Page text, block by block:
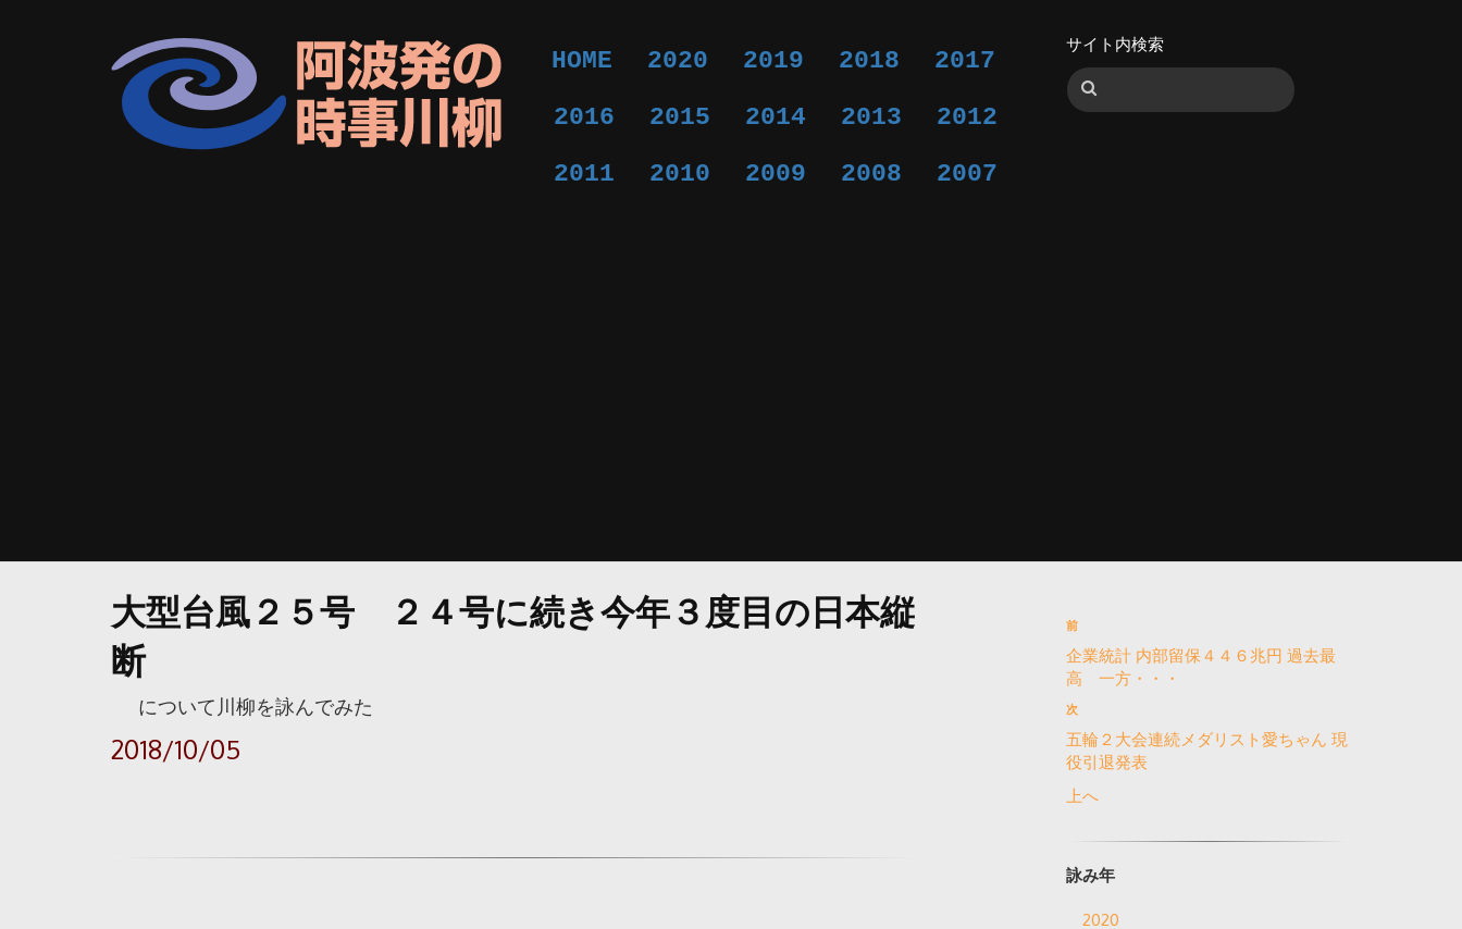
HOME 2020 2019 2018
2017
2016
2015 2014 2013
2012
2011
2010 2009 2008 2007
サイト内検索
大型台風２５号 ２４号に続き今年３度目の日本縦
断
について川柳を詠んでみた
2018/10/05
前
企業統計 内部留保４４６兆円 過去最
高 一方・・・
次
五輪２大会連続メダリスト愛ちゃん 現
役引退発表
上へ
詠み年
2020